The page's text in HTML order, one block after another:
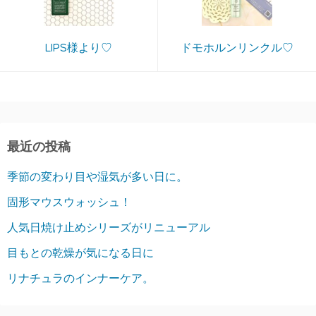
LIPS様より♡ ドモホルンリンクル♡
最近の投稿
季節の変わり目や湿気が多い日に。
固形マウスウォッシュ！
人気日焼け止めシリーズがリニューアル
目もとの乾燥が気になる日に
リナチュラのインナーケア。